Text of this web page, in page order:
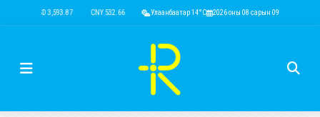
USD 3,593.87 CNY 532.66 RUB 43.77 EUR 4,141.04 KRW 2.53
Улаанбаатар 14°C 2026 оны 08 сарын 09